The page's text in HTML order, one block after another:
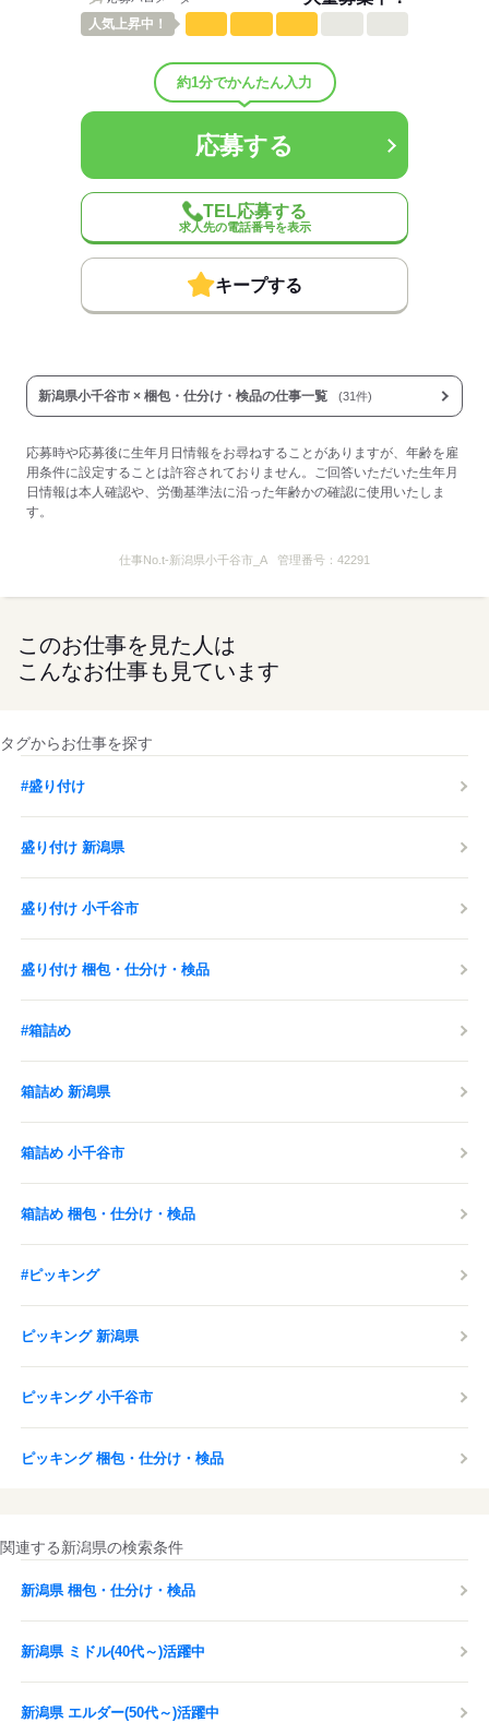
応募する
人気上昇中！
約1分でかんたん入力
応募する
TEL応募する
求人先の電話番号を表示
キープする
新潟県小千谷市 × 梱包・仕分け・検品の仕事一覧 (31件)
応募時や応募後に生年月日情報をお尋ねすることがありますが、年齢を雇
用条件に設定することは許容されておりません。ご回答いただいた生年月
日情報は本人確認や、労働基準法に沿った年齢かの確認に使用いたしま
す。
仕事No. t-新潟県小千谷市_A 管理番号：42291
このお仕事を見た人は
こんなお仕事も見ています
タグからお仕事を探す
#盛り付け
盛り付け 新潟県
盛り付け 小千谷市
盛り付け 梱包・仕分け・検品
#箱詰め
箱詰め 新潟県
箱詰め 小千谷市
箱詰め 梱包・仕分け・検品
#ピッキング
ピッキング 新潟県
ピッキング 小千谷市
ピッキング 梱包・仕分け・検品
関連する新潟県の検索条件
新潟県 梱包・仕分け・検品
新潟県 ミドル(40代～)活躍中
新潟県 エルダー(50代～)活躍中